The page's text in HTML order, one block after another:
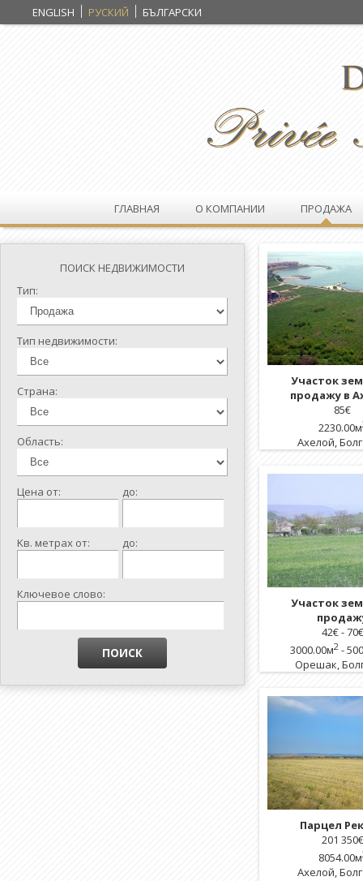
ENGLISH РУСКИЙ БЪЛГАРСКИ
ГЛАВНАЯ О КОМПАНИИ ПРОДАЖА
ПОИСК НЕДВИЖИМОСТИ
Тип:
Тип недвижимости:
Страна:
Область:
Цена от: до:
Kв. метрах от: до:
Ключевое слово:
Участок
продажу в
85€
2230.00м
Ахелой,
Участок
42€ -70€
3000.00м2 -
Орешак,
Парцел
201 350€
8054.00м
Ахелой,